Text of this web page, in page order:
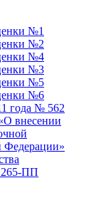
№1
№2
№4
№3
№5
№6
года № 562
внесении
Федерации»
ПП